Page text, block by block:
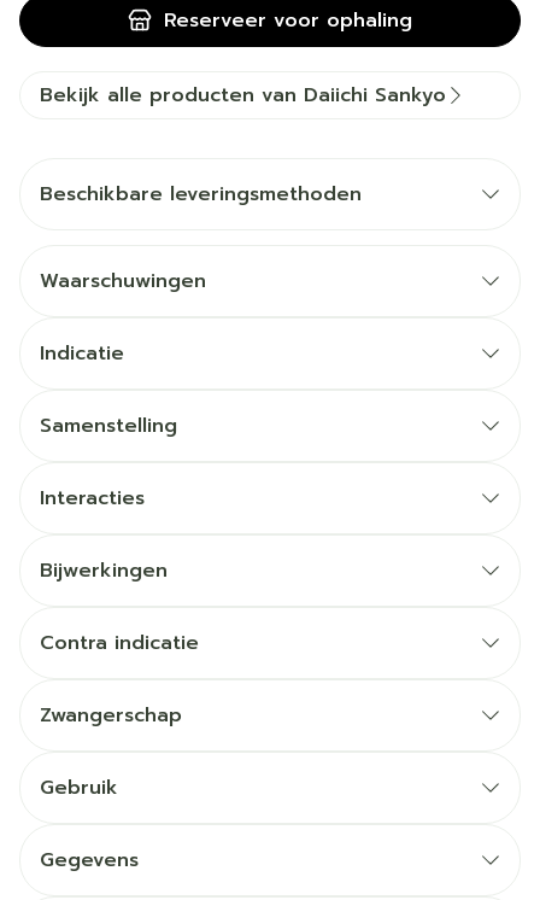
Reserveer voor ophaling
Bekijk alle producten van Daiichi Sankyo
Beschikbare leveringsmethoden
Waarschuwingen
Indicatie
Samenstelling
Interacties
Bijwerkingen
Contra indicatie
Zwangerschap
Gebruik
Gegevens